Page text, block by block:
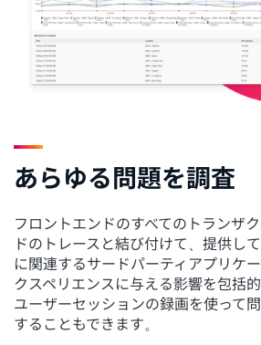
あらゆる問題を調査
フロントエンドのすべてのトランザ
ドのトレースと結び付けて、提供し
に関連するサードパーティアプリケ
クスペリエンスに与える影響を包括
ユーザーセッションの録画を使って
することもできます。